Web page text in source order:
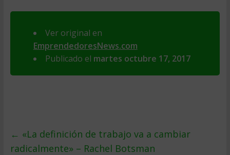
Ver original en
EmprendedoresNews.com
Publicado el martes octubre 17, 2017
← «La definición de trabajo va a cambiar
radicalmente» – Rachel Botsman